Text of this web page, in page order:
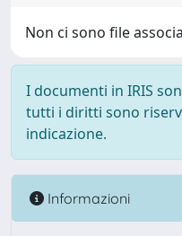
Non ci sono file
I documenti in IRIS
tutti i diritti sono
indicazione.
Informazioni